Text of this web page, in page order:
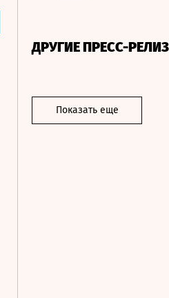
ДРУГИЕ ПРЕСС-
Показать еще